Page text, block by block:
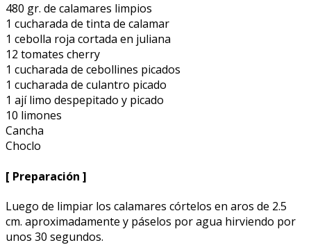
480 gr. de calamares limpios
1 cucharada de tinta de calamar
1 cebolla roja cortada en juliana
12 tomates cherry
1 cucharada de cebollines picados
1 cucharada de culantro picado
1 ají limo despepitado y picado
10 limones
Cancha
Choclo
[ Preparación ]
Luego de limpiar los calamares córtelos en aros de 2.5
cm. aproximadamente y páselos por agua hirviendo por
unos 30 segundos.